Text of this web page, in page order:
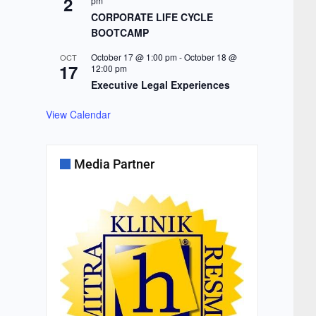
CORPORATE LIFE CYCLE
BOOTCAMP
OCT
17
October 17 @ 1:00 pm-October 18 @
12:00 pm
Executive Legal Experiences
View Calendar
Media Partner